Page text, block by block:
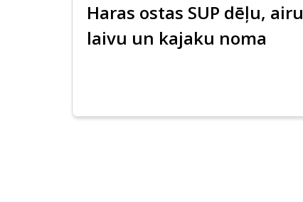
Haras ostas SUP dēļu, airu
laivu un kajaku noma